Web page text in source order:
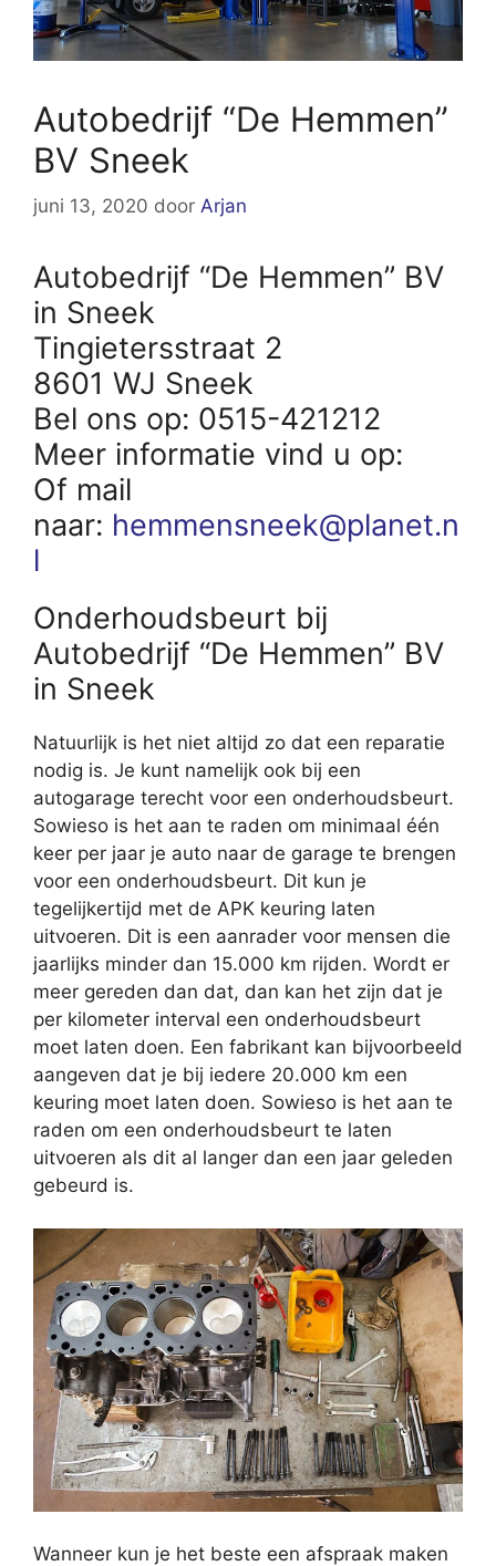
Autobedrijf “De Hemmen”
BV Sneek
juni 13, 2020 door Arjan
Autobedrijf “De Hemmen” BV
in Sneek
Tingietersstraat 2
8601 WJ Sneek
Bel ons op: 0515-421212
Meer informatie vind u op:
Of mail
naar: hemmensneek@planet.n
l
Onderhoudsbeurt bij
Autobedrijf “De Hemmen” BV
in Sneek
Natuurlijk is het niet altijd zo dat een reparatie
nodig is. Je kunt namelijk ook bij een
autogarage terecht voor een onderhoudsbeurt.
Sowieso is het aan te raden om minimaal één
keer per jaar je auto naar de garage te brengen
voor een onderhoudsbeurt. Dit kun je
tegelijkertijd met de APK keuring laten
uitvoeren. Dit is een aanrader voor mensen die
jaarlijks minder dan 15.000 km rijden. Wordt er
meer gereden dan dat, dan kan het zijn dat je
per kilometer interval een onderhoudsbeurt
moet laten doen. Een fabrikant kan bijvoorbeeld
aangeven dat je bij iedere 20.000 km een
keuring moet laten doen. Sowieso is het aan te
raden om een onderhoudsbeurt te laten
uitvoeren als dit al langer dan een jaar geleden
gebeurd is.
Wanneer kun je het beste een afspraak maken